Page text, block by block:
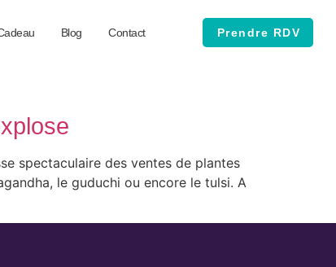
Blog Contact Prendre RDV
spectaculaire des ventes de plantes
le guduchi ou encore le tulsi. A